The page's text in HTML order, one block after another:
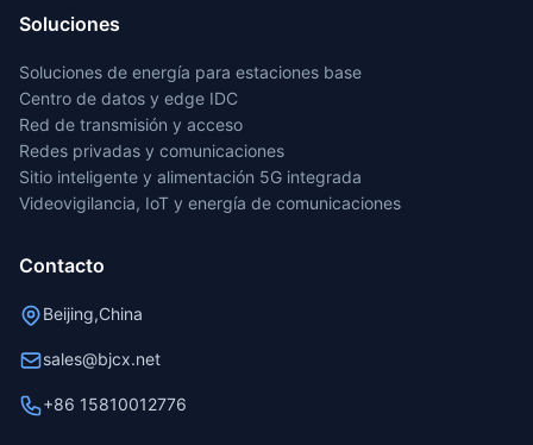
Soluciones
Soluciones de energía para estaciones base
Centro de datos y edge IDC
Red de transmisión y acceso
Redes privadas y comunicaciones
Sitio inteligente y alimentación 5G integrada
Videovigilancia, IoT y energía de comunicaciones
Contacto
Beijing,China
sales@bjcx.net
+86 15810012776